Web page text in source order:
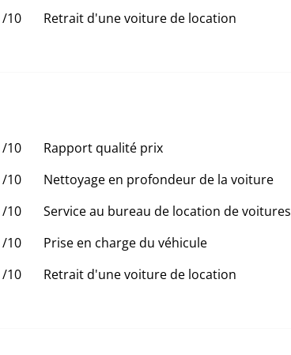
/10 Retrait d'une voiture de location
/10
Rapport qualité prix
/10
Nettoyage en profondeur de la voiture
/10
Service au bureau de location de voitures
/10
Prise en charge du véhicule
/10 Retrait d'une voiture de location